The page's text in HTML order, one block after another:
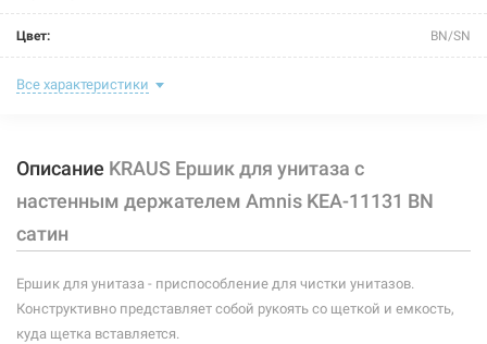
Цвет: BN/SN
Материал:
Все характеристики
Описание KRAUS Ершик для унитаза с
настенным держателем Amnis KEA-11131 BN
сатин
Ершик для унитаза - приспособление для чистки унитазов.
Конструктивно представляет собой рукоять со щеткой и емкость,
куда щетка вставляется.